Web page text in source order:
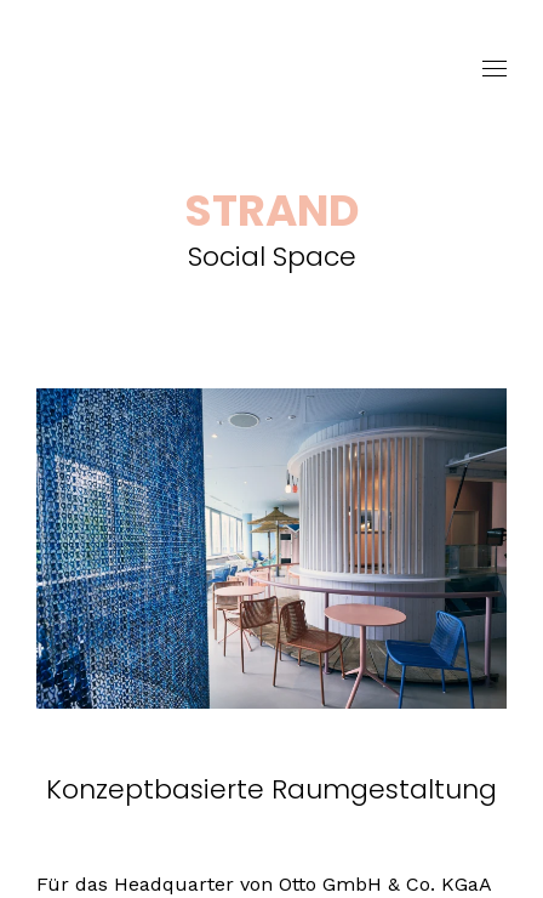
STRAND
Social Space
Konzeptbasierte Raumgestaltung
Für das Headquarter von Otto GmbH & Co. KGaA